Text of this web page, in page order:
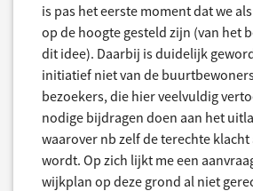
is pas het eerste moment dat we
op de hoogte gesteld zijn (van het
dit idee). Daarbij is duidelijk
initiatief niet van de
bezoekers, die hier veelvuldig
nodige bijdragen doen aan het
waarover nb zelf de terechte klacht
wordt. Op zich lijkt me een
wijkplan op deze grond al niet